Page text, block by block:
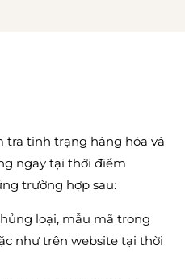
tra tình trạng hàng hóa và
ngay tại thời điểm
trường hợp sau:
loại, mẫu mã trong
như trên website tại thời